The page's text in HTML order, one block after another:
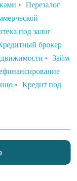
• Перезалог
под залог
брокер
• Займ
• Кредит под